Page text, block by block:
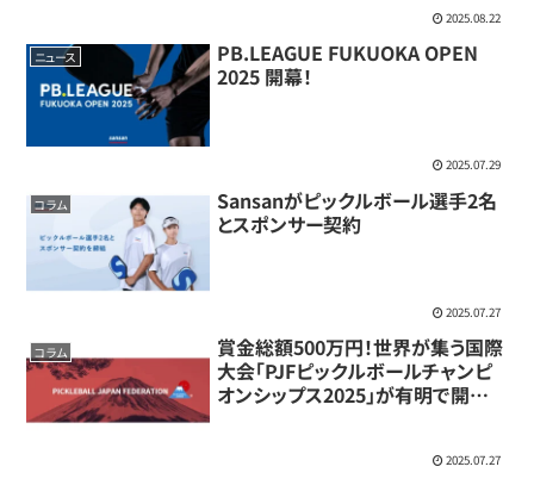
2025.08.22
ニュース
PB.LEAGUE FUKUOKA OPEN
2025 開幕！
2025.07.29
コラム
Sansanがピックルボール選手2名
とスポンサー契約
2025.07.27
コラム
賞金総額500万円！世界が集う国際
大会「PJFピックルボールチャンピ
オンシップス2025」が有明で開催
2025.07.27